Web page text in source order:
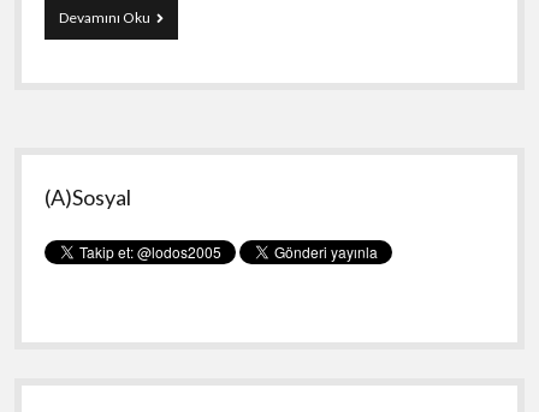
Devamını OkuYeni
Makine
Yan
Menü
(A)Sosyal